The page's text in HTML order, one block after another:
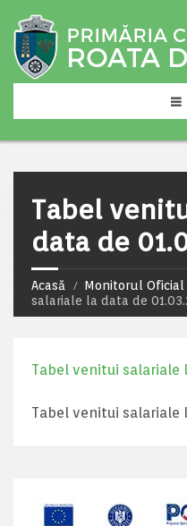
Tabel
data de
Acasă Monitorul Oficial
salariale la data de
Tabel venitui salariale
Tabel venitui salariale